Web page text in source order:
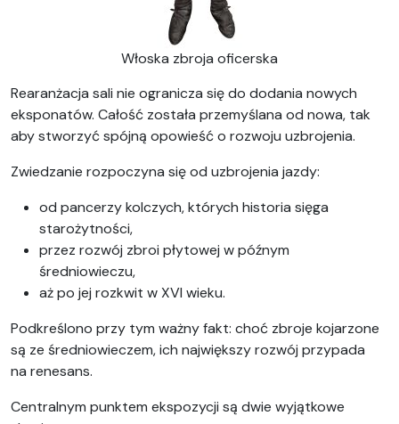
Włoska zbroja oficerska
Rearanżacja sali nie ogranicza się do dodania nowych
eksponatów. Całość została przemyślana od nowa, tak
aby stworzyć spójną opowieść o rozwoju uzbrojenia.
Zwiedzanie rozpoczyna się od uzbrojenia jazdy:
od pancerzy kolczych, których historia sięga
starożytności,
przez rozwój zbroi płytowej w późnym
średniowieczu,
aż po jej rozkwit w XVI wieku.
Podkreślono przy tym ważny fakt: choć zbroje kojarzone
są ze średniowieczem, ich największy rozwój przypada
na renesans.
Centralnym punktem ekspozycji są dwie wyjątkowe